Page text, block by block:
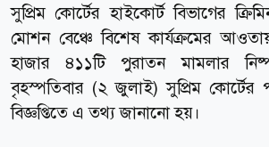
সুপ্রিম কোর্টের হাইকোর্ট বিভাগের
মোশন বেঞ্চে বিশেষ কার্যক্রমের
হাজার ৪১১টি পুরাতন মামলার
বৃহস্পতিবার (২ জুলাই) সুপ্রিম কোর্টের
বিজ্ঞপ্তিতে এ তথ্য জানানো হয়।